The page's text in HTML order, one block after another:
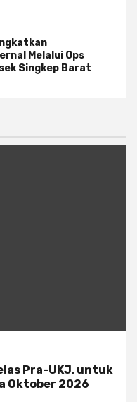
Melalui Ops
Singkep Barat
Pra-UKJ, untuk
Oktober 2026